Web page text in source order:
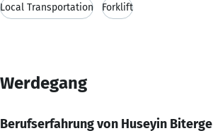
Local Transportation Forklift
Werdegang
Berufserfahrung von Huseyin Biterge